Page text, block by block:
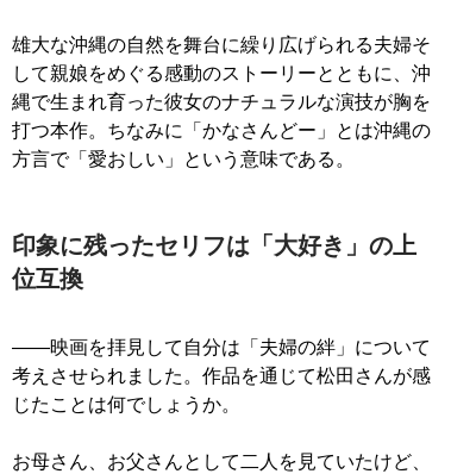
雄大な沖縄の自然を舞台に繰り広げられる夫婦そ
して親娘をめぐる感動のストーリーとともに、沖
縄で生まれ育った彼女のナチュラルな演技が胸を
打つ本作。ちなみに「かなさんどー」とは沖縄の
方言で「愛おしい」という意味である。
印象に残ったセリフは「大好き」の上
位互換
――映画を拝見して自分は「夫婦の絆」について
考えさせられました。作品を通じて松田さんが感
じたことは何でしょうか。
お母さん、お父さんとして二人を見ていたけど、